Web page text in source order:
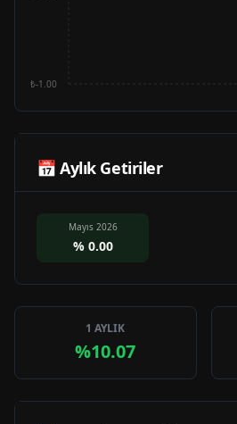
₺-1.00
📅 Aylık Getiriler
Mayıs 2026
% 0.00
1 AYLIK
%10.07